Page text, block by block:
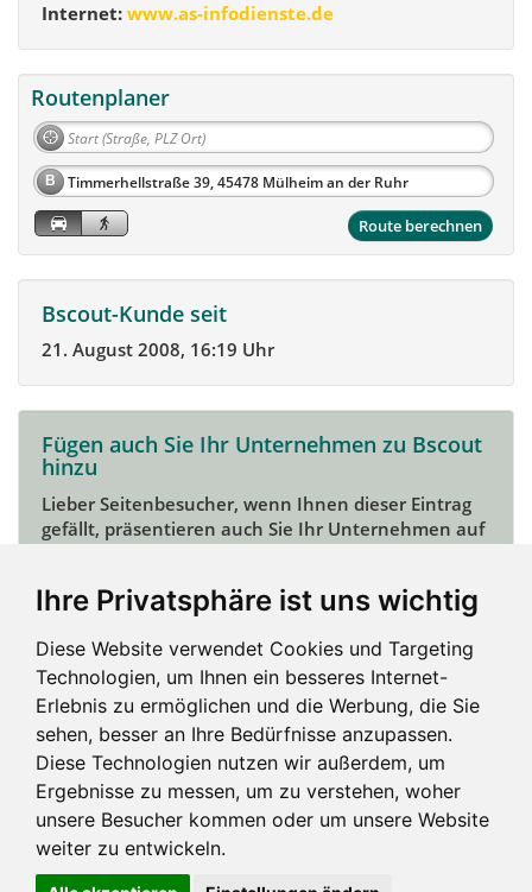
Ihre Privatsphäre ist uns wichtig
Diese Website verwendet Cookies und Targeting
Technologien, um Ihnen ein besseres Internet-
Erlebnis zu ermöglichen und die Werbung, die Sie
sehen, besser an Ihre Bedürfnisse anzupassen.
Diese Technologien nutzen wir außerdem, um
Ergebnisse zu messen, um zu verstehen, woher
unsere Besucher kommen oder um unsere Website
weiter zu entwickeln.
Internet: www.as-infodienste.de
Routenplaner
B
Route berechnen
Bscout-Kunde seit
21. August 2008, 16:19 Uhr
Fügen auch Sie Ihr Unternehmen zu Bscout
hinzu
Lieber Seitenbesucher, wenn Ihnen dieser Eintrag
gefällt, präsentieren auch Sie Ihr Unternehmen auf
Mein Unternehmen hinzufügen